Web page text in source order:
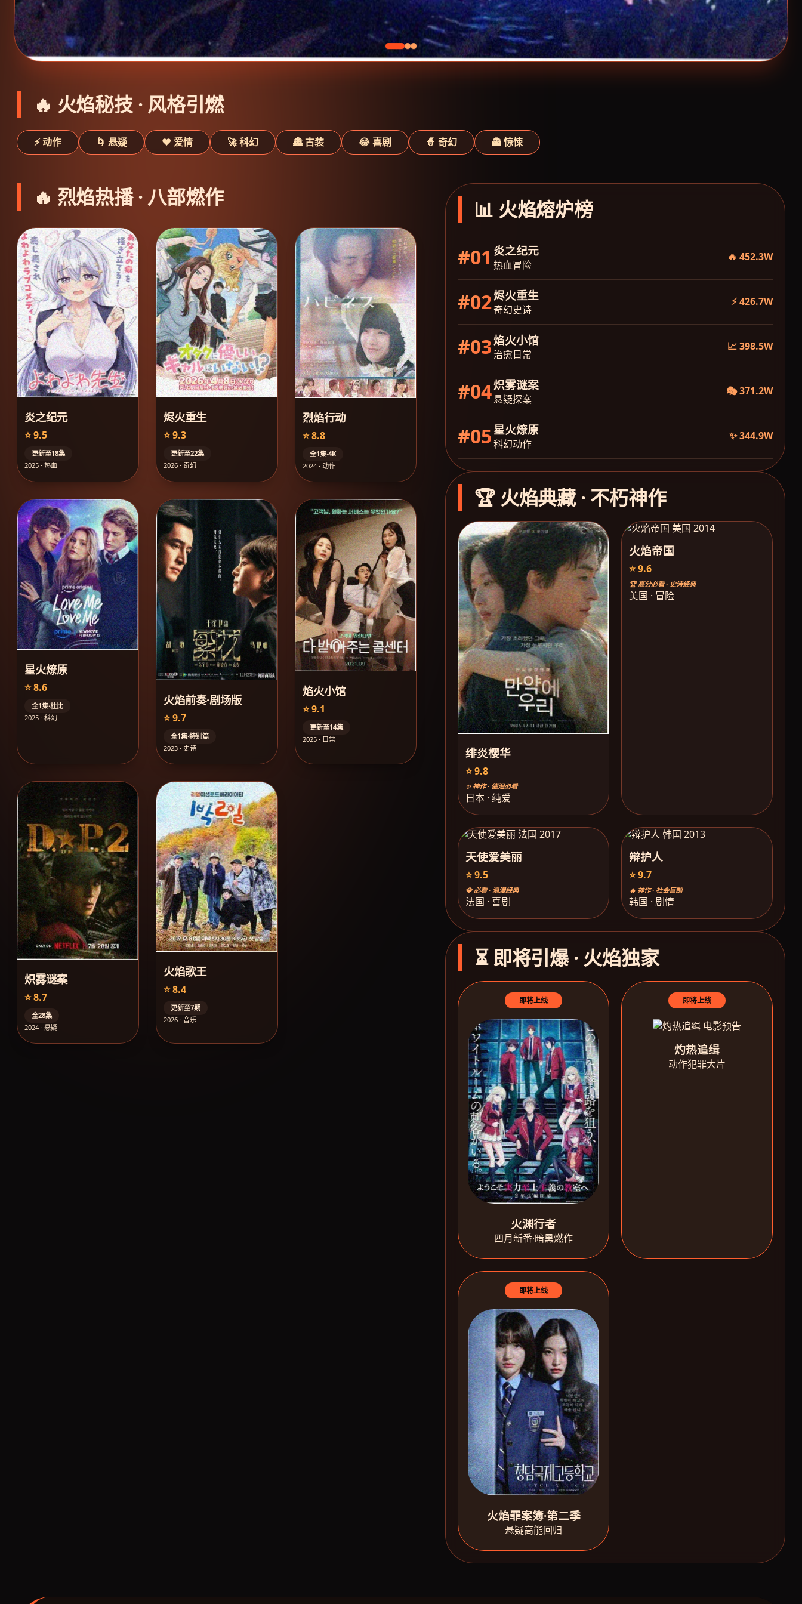
🔥 火焰秘技 · 风格引燃
⚡ 动作 🌀 悬疑 ❤️ 爱情 🚀 科幻 🏯 古装 😂 喜剧 🧙 奇幻 👻 惊悚
🔥 烈焰热播 · 八部燃作
炎之纪元
⭐ 9.5
更新至18集
2025 · 热血
烬火重生
⭐ 9.3
更新至22集
2026 · 奇幻
烈焰行动
⭐ 8.8
全1集·4K
2024 · 动作
星火燎原
⭐ 8.6
全1集·杜比
2025 · 科幻
火焰前奏·剧场版
⭐ 9.7
全1集·特别篇
2023 · 史诗
焰火小馆
⭐ 9.1
更新至14集
2025 · 日常
炽雾谜案
⭐ 8.7
全28集
2024 · 悬疑
火焰歌王
⭐ 8.4
更新至7期
2026 · 音乐
📊 火焰熔炉榜
#01 炎之纪元
热血冒险
🔥 452.3W
#02烬火重生
奇幻史诗
⚡ 426.7W
#03焰火小馆
治愈日常
📈 398.5W
#04炽雾谜案
悬疑探案
🎭 371.2W
#05 星火燎原
科幻动作
✨ 344.9W
🏆 火焰典藏 · 不朽神作
绯炎樱华
⭐ 9.8
✨ 神作 · 催泪必看
日本 · 纯爱
火焰帝国
⭐ 9.6
🏆 高分必看 · 史诗经典
美国 · 冒险
天使爱美丽
⭐ 9.5
💎 必看 · 浪漫经典
法国 · 喜剧
辩护人
⭐ 9.7
🔥 神作 · 社会巨制
韩国 · 剧情
⏳ 即将引爆 · 火焰独家
即将上线
火渊行者
四月新番·暗黑燃作
即将上线
灼热追缉
动作犯罪大片
即将上线
火焰罪案簿·第二季
悬疑高能回归